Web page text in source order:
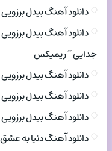
دانلود آهنگ بیدل
دانلود آهنگ بیدل
جدایی ~ ریمیکس
دانلود آهنگ بیدل
دانلود آهنگ بیدل
دانلود آهنگ بیدل
دانلود آهنگ دنیا به عشق